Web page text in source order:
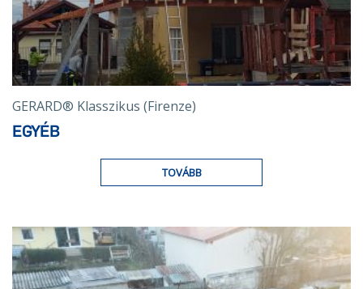
GERARD® Klasszikus (Firenze)
EGYÉB
TOVÁBB